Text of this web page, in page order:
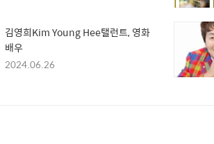
김영희Kim Young Hee탤런트, 영화
배우
2024.06.26